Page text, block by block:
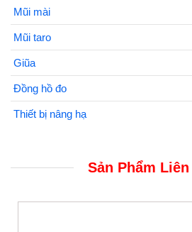
Mũi mài
Mũi taro
Giũa
Đồng hồ đo
Thiết bị nâng hạ
Sản Phẩm